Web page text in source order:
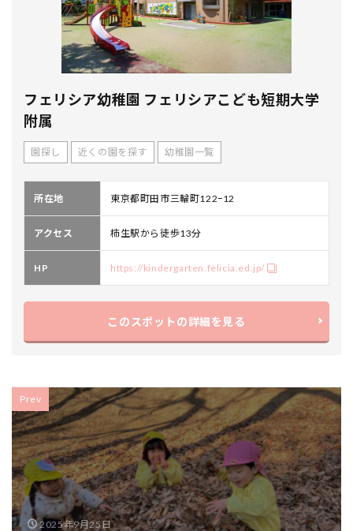
フェリシア幼稚園 フェリシアこども短期大学
附属
園探し 近くの園を探す 幼稚園一覧
所在地 東京都町田市三輪町122ｰ12
アクセス 柿生駅から徒歩13分
HP https://kindergarten.felicia.ed.jp/
このスポットの詳細を見る
Prev
2025年9月25日